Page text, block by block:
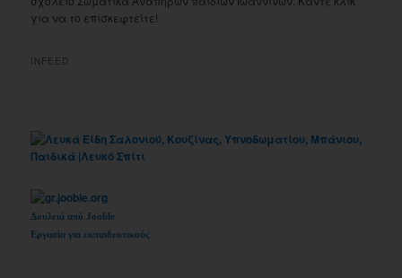
για να το επισκεφτείτε!
INFEED
Δουλειά από Jooble
Εργασία για εκπαιδευτικούς